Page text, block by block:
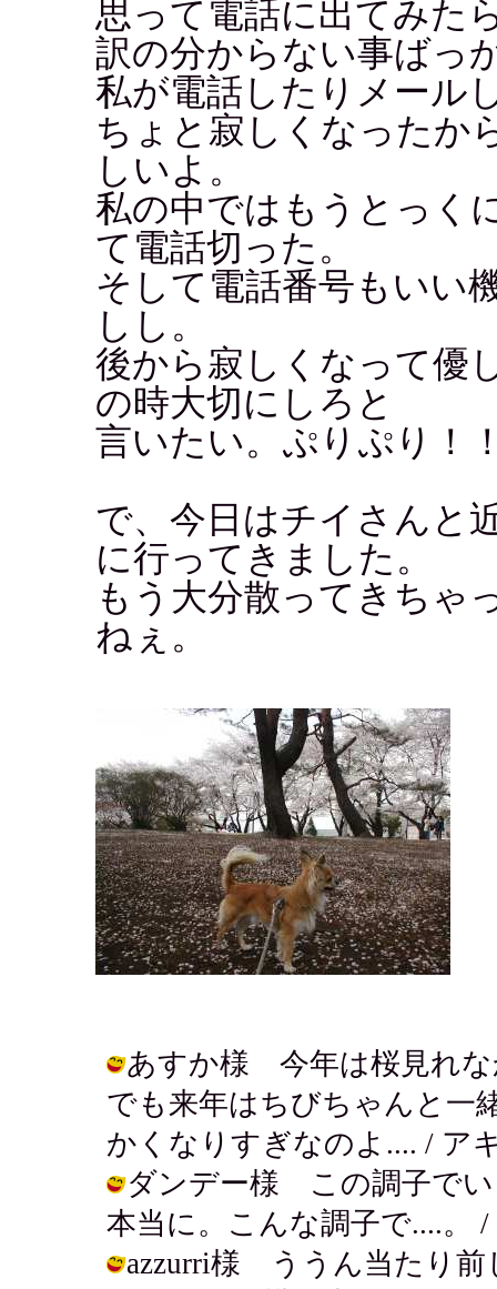
思って電話に出てみた
訳の分からない事ばっ
私が電話したりメール
ちょと寂しくなったか
しいよ。
私の中ではもうとっく
て電話切った。
そして電話番号もいい
しし。
後から寂しくなって優
の時大切にしろと
言いたい。ぷりぷり！
で、今日はチイさんと
に行ってきました。
もう大分散ってきちゃ
ねぇ。
あすか様 今年は桜見れな
でも来年はちびちゃんと一
かくなりすぎなのよ.... / ア
ダンデー様 この調子でい
本当に。こんな調子で....。 /
azzurri様 ううん当たり前